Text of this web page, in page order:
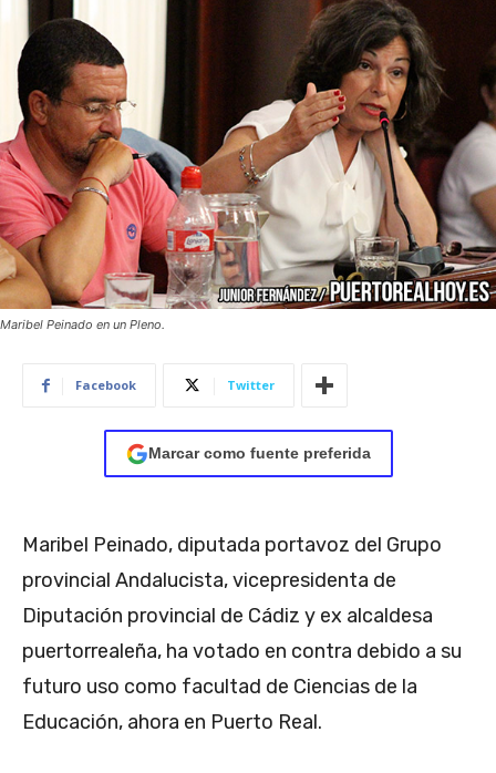
Maribel Peinado en un Pleno.
Facebook Twitter
Marcar como fuente preferida
Maribel Peinado, diputada portavoz del Grupo
provincial Andalucista, vicepresidenta de
Diputación provincial de Cádiz y ex alcaldesa
puertorrealeña, ha votado en contra debido a su
futuro uso como facultad de Ciencias de la
Educación, ahora en Puerto Real.